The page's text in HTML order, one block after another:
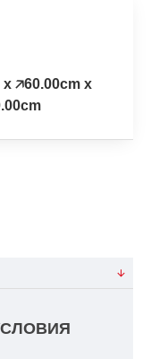
🡥60.00cm x